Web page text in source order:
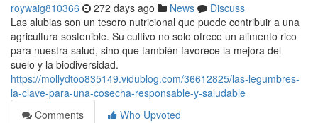
roywaig810366 272 days ago News
Discuss
Las alubias son un tesoro nutricional que puede contribuir a una
agricultura sostenible. Su cultivo no solo ofrece un alimento rico
para nuestra salud, sino que también favorece la mejora del
suelo y la biodiversidad.
https://mollydtoo835149.vidublog.com/36612825/las-legumbres-
la-clave-para-una-cosecha-responsable-y-saludable
Comments
Who Upvoted